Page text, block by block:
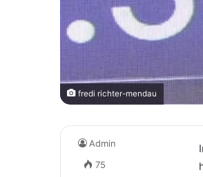
fredi richter-mendau
Admin
75